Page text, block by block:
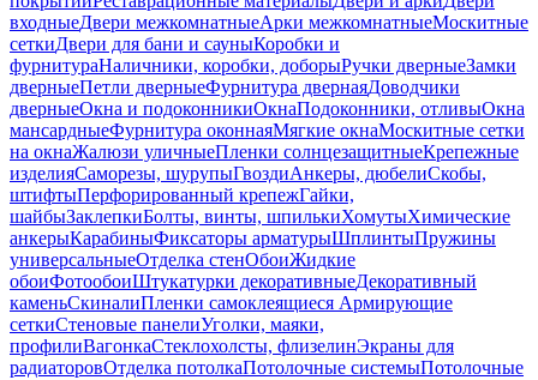
входныеДвери межкомнатныеАрки межкомнатныеМоскитные
сеткиДвери для бани и сауныКоробки и
фурнитураНаличники, коробки, доборыРучки дверныеЗамки
дверныеПетли дверныеФурнитура двернаяДоводчики
дверныеОкна и подоконникиОкнаПодоконники, отливыОкна
мансардныеФурнитура оконнаяМягкие окнаМоскитные сетки
на окнаЖалюзи уличныеПленки солнцезащитныеКрепежные
изделияСаморезы, шурупыГвоздиАнкеры, дюбелиСкобы,
штифтыПерфорированный крепежГайки,
шайбыЗаклепкиБолты, винты, шпилькиХомутыХимические
анкерыКарабиныФиксаторы арматурыШплинтыПружины
универсальныеОтделка стенОбоиЖидкие
обоиФотообоиШтукатурки декоративныеДекоративный
каменьСкиналиПленки самоклеящиеся Армирующие
сеткиСтеновые панелиУголки, маяки,
профилиВагонкаСтеклохолсты, флизелинЭкраны для
радиаторовОтделка потолкаПотолочные системыПотолочные